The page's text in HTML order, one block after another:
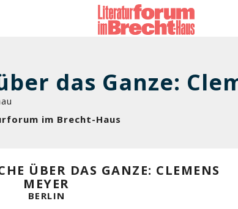
im Brecht-Haus
ÜBER DAS GANZE: CLEMENS
MEYER
BERLIN